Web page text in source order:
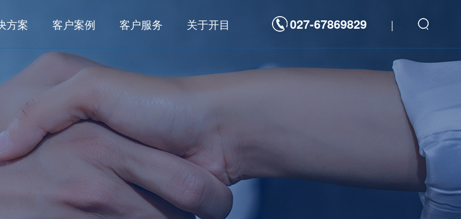
研发
集团的数字化研发管理系统 KMPLM CLOUD
小型企业的产品生命周期管理系统 eCOL PLM
微企业基于SAAS的研发管理系统 OpenVelo PLM
型集团的数字化工艺管理系统 KMMPM CLOUD
数字化平台
三维可制造性审查分析软件 3DDFM
三维制造成本分析与估算软件 3DDFC
三维装配工艺规划与仿真软件 3DAST
方案
决方案
发
产
运维
行业解决方案
航空航发
能源电力
轨道交通
家用电器
高科技电子
客户案例
声 典型客户
航空发动机 船舶与海洋装备
械 轨道交通 汽车及零部件
客户服务 关于开目 027-67869829 |